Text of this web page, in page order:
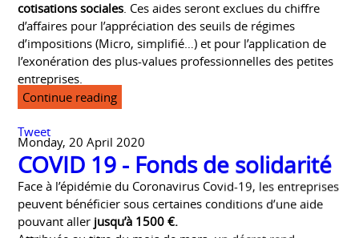
cotisations sociales. Ces aides seront exclues du chiffre
d’affaires pour l’appréciation des seuils de régimes
d’impositions (Micro, simplifié…) et pour l’application de
l’exonération des plus-values professionnelles des petites
entreprises.
Continue reading
Tweet
Monday, 20 April 2020
COVID 19 - Fonds de solidarité
Face à l’épidémie du Coronavirus Covid-19, les entreprises
peuvent bénéficier sous certaines conditions d’une aide
pouvant allerjusqu’à 1500 €.